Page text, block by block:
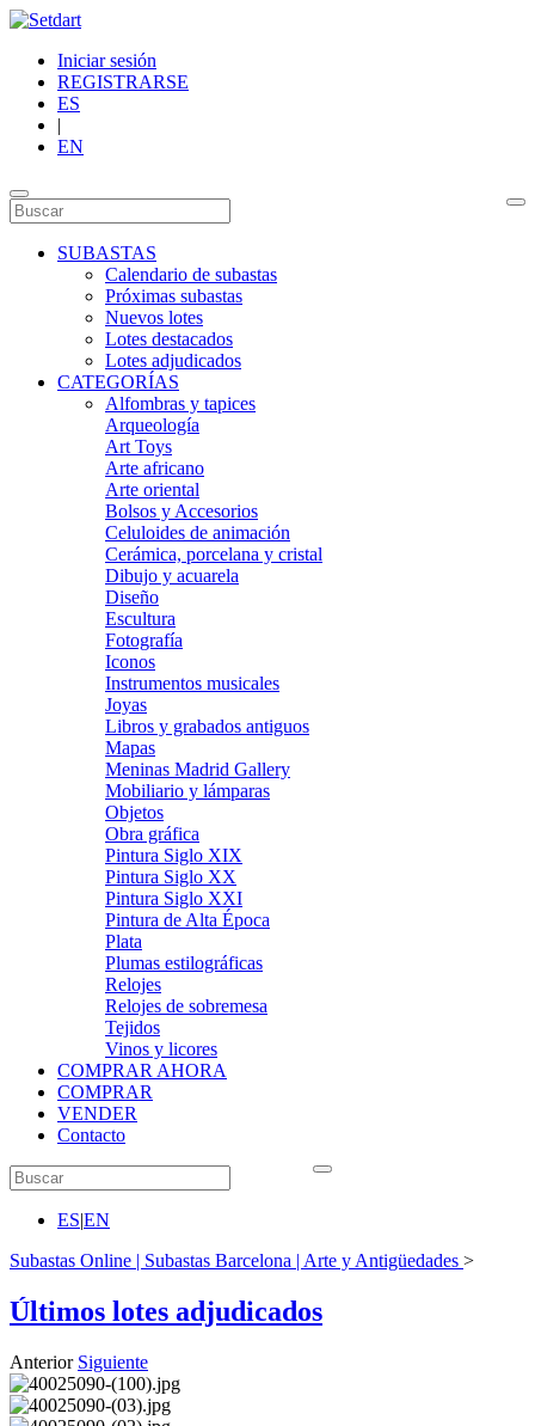
Iniciar sesión
REGISTRARSE
ES
|
EN
SUBASTAS
Calendario de subastas
Próximas subastas
Nuevos lotes
Lotes destacados
Lotes adjudicados
CATEGORÍAS
Alfombras y tapices
Arqueología
Art Toys
Arte africano
Arte oriental
Bolsos y Accesorios
Celuloides de animación
Cerámica, porcelana y cristal
Dibujo y acuarela
Diseño
Escultura
Fotografía
Iconos
Instrumentos musicales
Joyas
Libros y grabados antiguos
Mapas
Meninas Madrid Gallery
Mobiliario y lámparas
Objetos
Obra gráfica
Pintura Siglo XIX
Pintura Siglo XX
Pintura Siglo XXI
Pintura de Alta Época
Plata
Plumas estilográficas
Relojes
Relojes de sobremesa
Tejidos
Vinos y licores
COMPRAR AHORA
COMPRAR
VENDER
Contacto
ES|EN
Subastas Online | Subastas Barcelona | Arte y Antigüedades >
Últimos lotes adjudicados
Anterior Siguiente